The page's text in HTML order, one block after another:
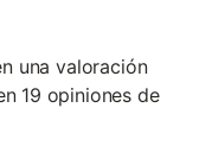
una valoración
19 opiniones de